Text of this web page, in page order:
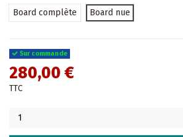
Board complète
Board nue
Sur commande
280,00 €
TTC